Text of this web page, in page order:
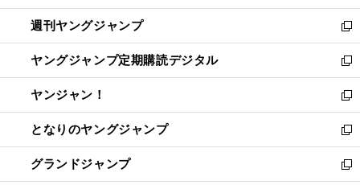
開
く
ウ
で
開
く
ン
ド
ウ
で
開
く
ウ
ィ
ン
ド
ウ
で
開
く
週刊ヤングジャンプ
新
し
い
ウ
ィ
ン
ド
ウ
で
開
ヤングジャンプ定期購読デジタル
新
し
い
ウ
ィ
ン
ド
ウ
ヤンジャン！
新
し
い
ウ
ィ
となりのヤングジャンプ
新
し
い
グランドジャンプ
新